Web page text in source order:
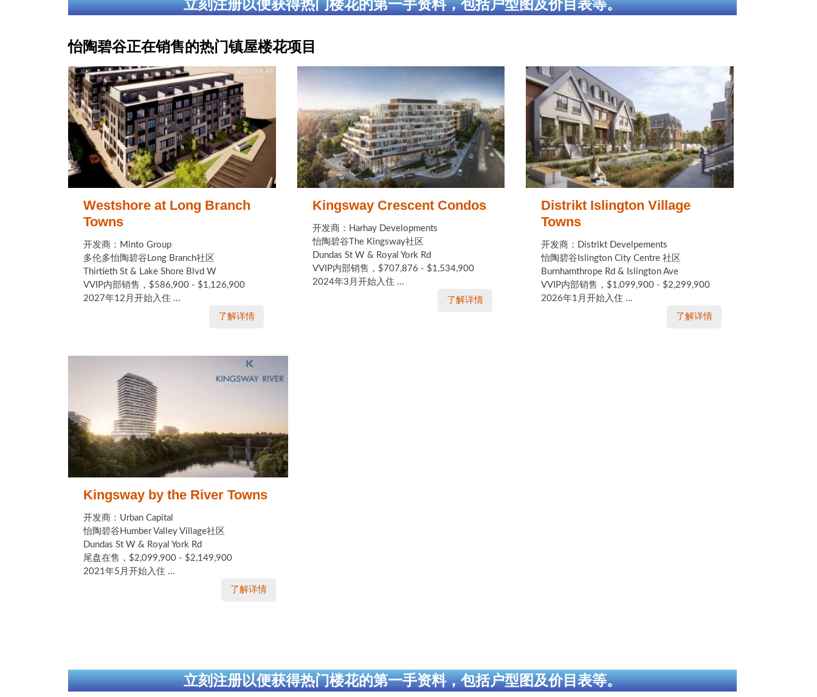
立刻注册以便获得热门楼花的第一手资料，包括户型图及价目表等。
怡陶碧谷正在销售的热门镇屋楼花项目
Westshore at Long Branch
Towns
开发商：Minto Group
多伦多怡陶碧谷Long Branch社区
Thirtieth St & Lake Shore Blvd W
VVIP内部销售，$586,900 - $1,126,900
2027年12月开始入住 ...
了解详情
Kingsway Crescent Condos
开发商：Harhay Developments
怡陶碧谷The Kingsway社区
Dundas St W & Royal York Rd
VVIP内部销售，$707,876 - $1,534,900
2024年3月开始入住 ...
了解详情
Distrikt Islington Village
Towns
开发商：Distrikt Develpements
怡陶碧谷Islington City Centre 社区
Burnhamthrope Rd & Islington Ave
VVIP内部销售，$1,099,900 - $2,299,900
2026年1月开始入住 ...
了解详情
Kingsway by the River Towns
开发商：Urban Capital
怡陶碧谷Humber Valley Village社区
Dundas St W & Royal York Rd
尾盘在售，$2,099,900 - $2,149,900
2021年5月开始入住 ...
了解详情
立刻注册以便获得热门楼花的第一手资料，包括户型图及价目表等。